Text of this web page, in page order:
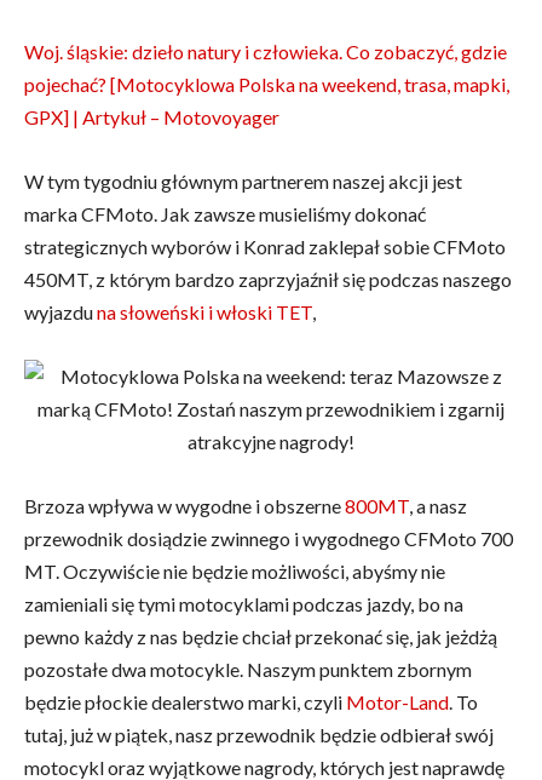
Woj. śląskie: dzieło natury i człowieka. Co zobaczyć, gdzie
pojechać? [Motocyklowa Polska na weekend, trasa, mapki,
GPX] | Artykuł – Motovoyager
W tym tygodniu głównym partnerem naszej akcji jest
marka CFMoto. Jak zawsze musieliśmy dokonać
strategicznych wyborów i Konrad zaklepał sobie CFMoto
450MT, z którym bardzo zaprzyjaźnił się podczas naszego
wyjazduna słoweński i włoski TET,
Brzoza wpływa w wygodne i obszerne800MT, a nasz
przewodnik dosiądzie zwinnego i wygodnego CFMoto 700
MT. Oczywiście nie będzie możliwości, abyśmy nie
zamieniali się tymi motocyklami podczas jazdy, bo na
pewno każdy z nas będzie chciał przekonać się, jak jeżdżą
pozostałe dwa motocykle. Naszym punktem zbornym
będzie płockie dealerstwo marki, czyli Motor-Land. To
tutaj, już w piątek, nasz przewodnik będzie odbierał swój
motocykl oraz wyjątkowe nagrody, których jest naprawdę